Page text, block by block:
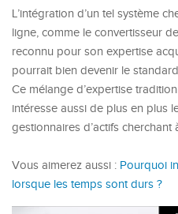
L’intégration d’un tel système
ligne, comme le convertisseur
reconnu pour son expertise
pourrait bien devenir le
Ce mélange d’expertise
intéresse aussi de plus en plus
gestionnaires d’actifs
Vous aimerez aussi : Pourquoi
lorsque les temps sont durs ?